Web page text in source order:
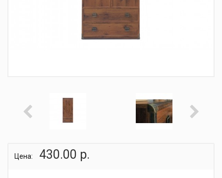
Цена: 430.00 р.